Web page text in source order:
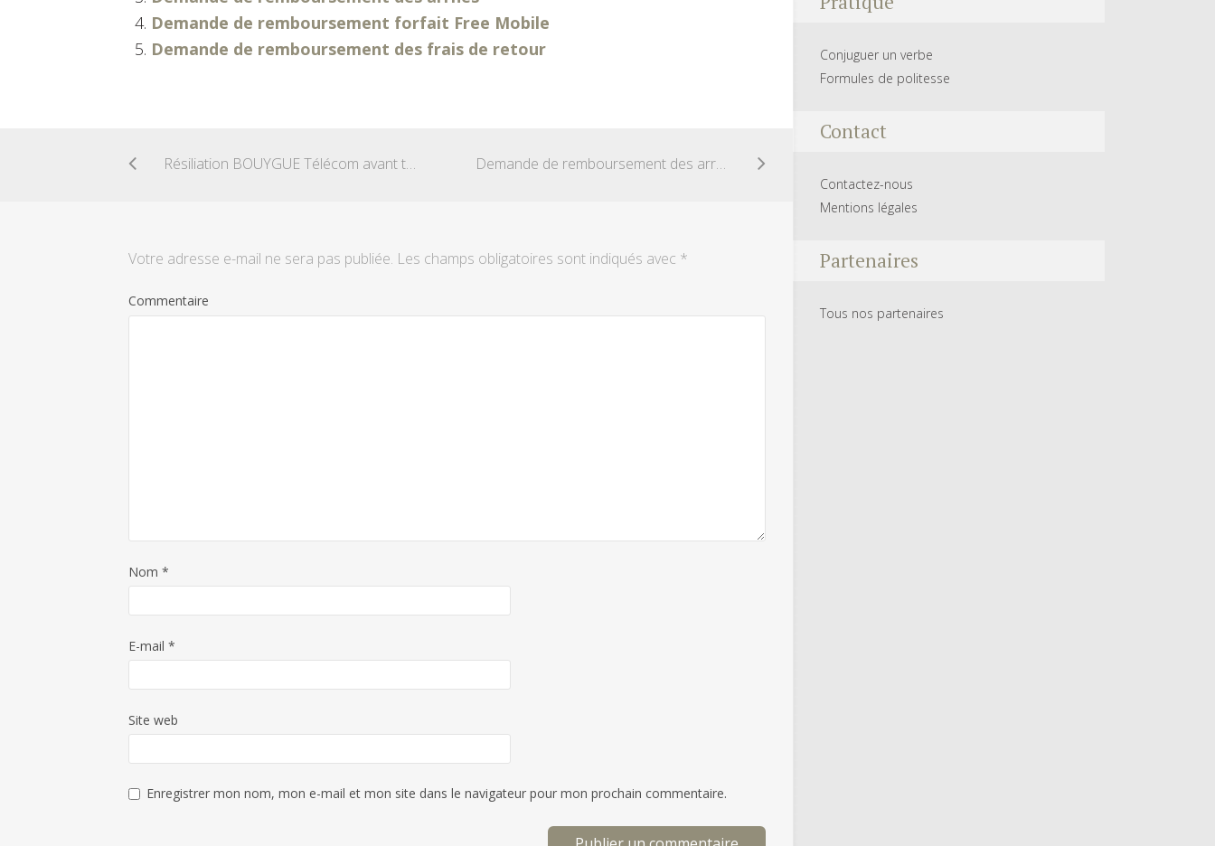
Demande de remboursement forfait Free Mobile
Demande de remboursement des frais de retour
Résiliation BOUYGUE Télécom avant terme Demande de remboursement des arrhes
Votre adresse e-mail ne sera pas publiée. Les champs obligatoires sont indiqués avec *
Commentaire
Nom *
E-mail *
Site web
Enregistrer mon nom, mon e-mail et mon site dans le navigateur pour mon prochain commentaire.
Conjuguer un verbe
Formules de politesse
Contact
Contactez-nous
Mentions légales
Partenaires
Tous nos partenaires